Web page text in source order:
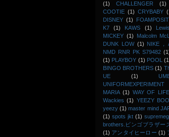
(1)
CHALLENGER (1)
COOTIE (1) CRYBABY
DISNEY (1)
K7
(1) KAWS (1)
MICKEY (1) Malcolm
DUNK LOW (1) NIKE，
NMD RNR PK S79482
(1) PLAYBOY (1) POOL
BINGO BROTHERS (1)
UE
(1)
UNIFORMEXPERIMENT
MARIA (1) WAY OF LIFE
Wackies (1) YEEZY
yeezy (1) master mind
(1) spots jkt (1)
brothers.ビンゴブラザー
(1) アンタイヒーロー (1)